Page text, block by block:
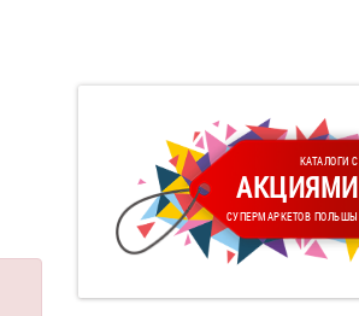
КАТАЛОГИ С
АКЦИЯМИ
СУПЕРМАРКЕТОВ ПОЛЬШЫ